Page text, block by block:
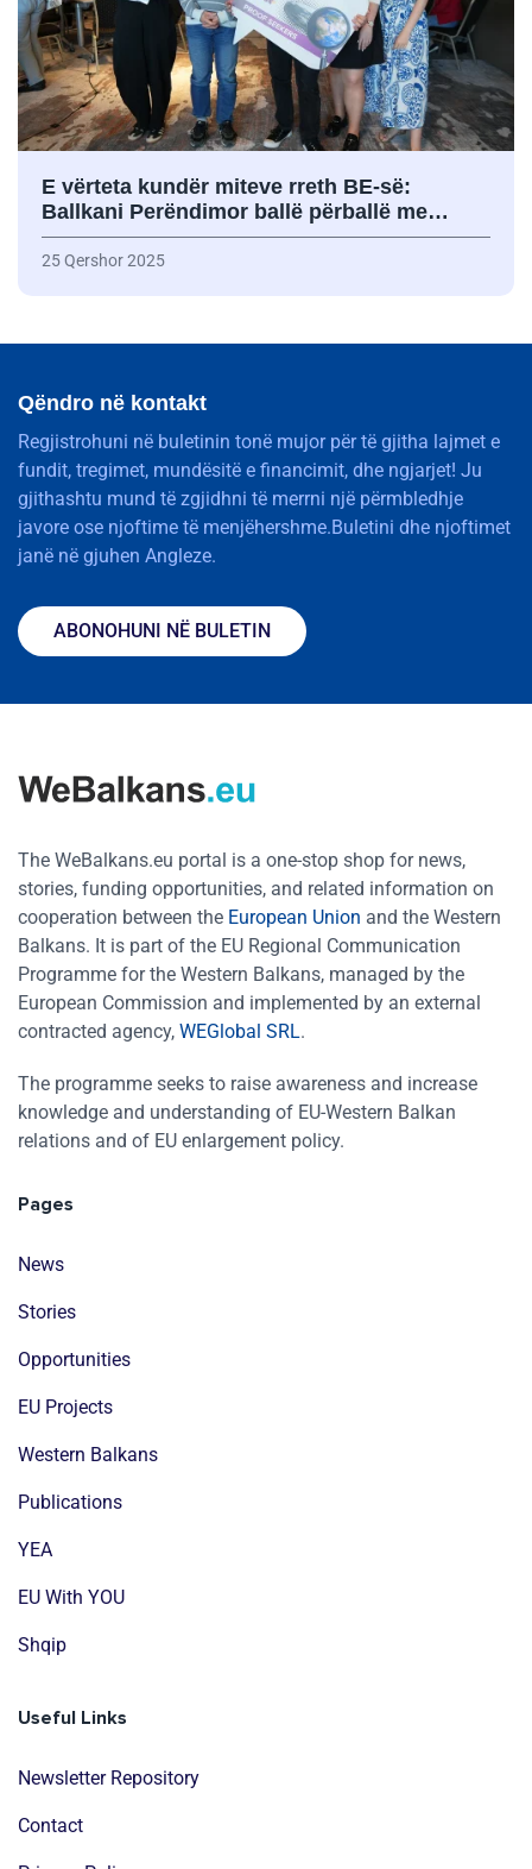
E vërteta kundër miteve rreth BE-së:
Ballkani Perëndimor ballë përballë me…
25 Qershor 2025
Qëndro në kontakt
Regjistrohuni në buletinin tonë mujor për të gjitha lajmet e
fundit, tregimet, mundësitë e financimit, dhe ngjarjet! Ju
gjithashtu mund të zgjidhni të merrni një përmbledhje
javore ose njoftime të menjëhershme.Buletini dhe njoftimet
janë në gjuhen Angleze.
ABONOHUNI NË BULETIN
The WeBalkans.eu portal is a one-stop shop for news,
stories, funding opportunities, and related information on
cooperation between the European Union and the Western
Balkans. It is part of the EU Regional Communication
Programme for the Western Balkans, managed by the
European Commission and implemented by an external
contracted agency, WEGlobal SRL.
The programme seeks to raise awareness and increase
knowledge and understanding of EU-Western Balkan
relations and of EU enlargement policy.
Pages
News
Stories
Opportunities
EU Projects
Western Balkans
Publications
YEA
EU With YOU
Shqip
Useful Links
Newsletter Repository
Contact